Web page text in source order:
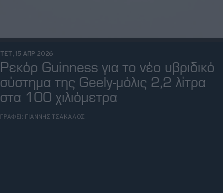
ΤΕΤ, 15 ΑΠΡ 2026
Ρεκόρ Guinness για το νέο υβριδικό
σύστημα της Geely-μόλις 2,2 λίτρα
στα 100 χιλιόμετρα
ΓΡΑΦΕΙ: ΓΙΑΝΝΗΣ ΤΣΑΚΑΛΟΣ